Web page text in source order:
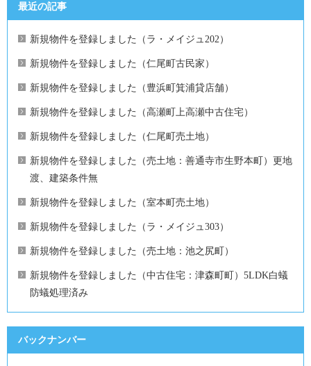
最近の記事
新規物件を登録しました（ラ・メイジュ202）
新規物件を登録しました（仁尾町古民家）
新規物件を登録しました（豊浜町箕浦貸店舗）
新規物件を登録しました（高瀬町上高瀬中古住宅）
新規物件を登録しました（仁尾町売土地）
新規物件を登録しました（売土地：善通寺市生野本町）更地
渡、建築条件無
新規物件を登録しました（室本町売土地）
新規物件を登録しました（ラ・メイジュ303）
新規物件を登録しました（売土地：池之尻町）
新規物件を登録しました（中古住宅：津森町町）5LDK白蟻
防蟻処理済み
バックナンバー